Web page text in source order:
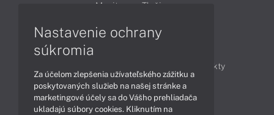
Monitory
Tlačiarne
Produkty
Technológie
Videá
Nastavenie ochrany
súkromia
Za účelom zlepšenia užívateľského zážitku a
poskytovaných služieb na našej stránke a
marketingové účely sa do Vášho prehliadača
ukladajú súbory cookies. Kliknutím na